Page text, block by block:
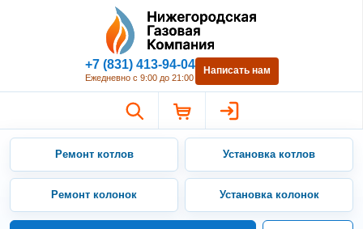
Нижегородская Газовая
+7 (831) 413-94-04
Ежедневно с 9:00 до 21:00
Написать нам
Ремонт котлов Установка котлов
Ремонт колонок Установка колонок